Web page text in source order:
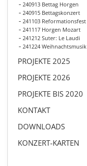
240913 Bettag Horgen
240915 Bettagskonzert
241103 Reformationsfest
241117 Horgen Mozart
241212 Suter: Le Laudi
241224 Weihnachtsmusik
PROJEKTE 2025
PROJEKTE 2026
PROJEKTE BIS 2020
KONTAKT
DOWNLOADS
KONZERT-KARTEN